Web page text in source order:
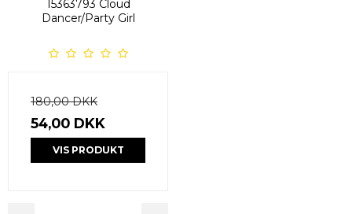
15363793 Cloud
Dancer/Party Girl
180,00 DKK
54,00 DKK
VIS PRODUKT